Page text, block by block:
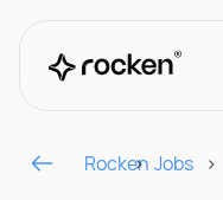
Rocken Jobs